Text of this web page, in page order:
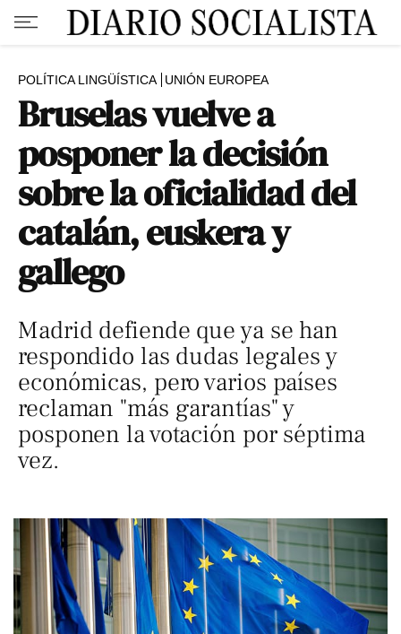
POLÍTICA LINGÜÍSTICA UNIÓN EUROPEA
Bruselas vuelve a
posponer la decisión
sobre la oficialidad del
catalán, euskera y
gallego
Madrid defiende que ya se han
respondido las dudas legales y
económicas, pero varios países
reclaman "más garantías" y
posponen la votación por séptima
vez.